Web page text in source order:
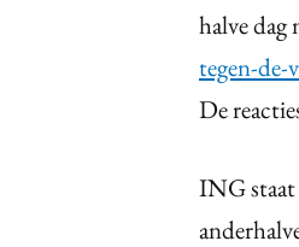
halve dag
tegen-
De
ING staat